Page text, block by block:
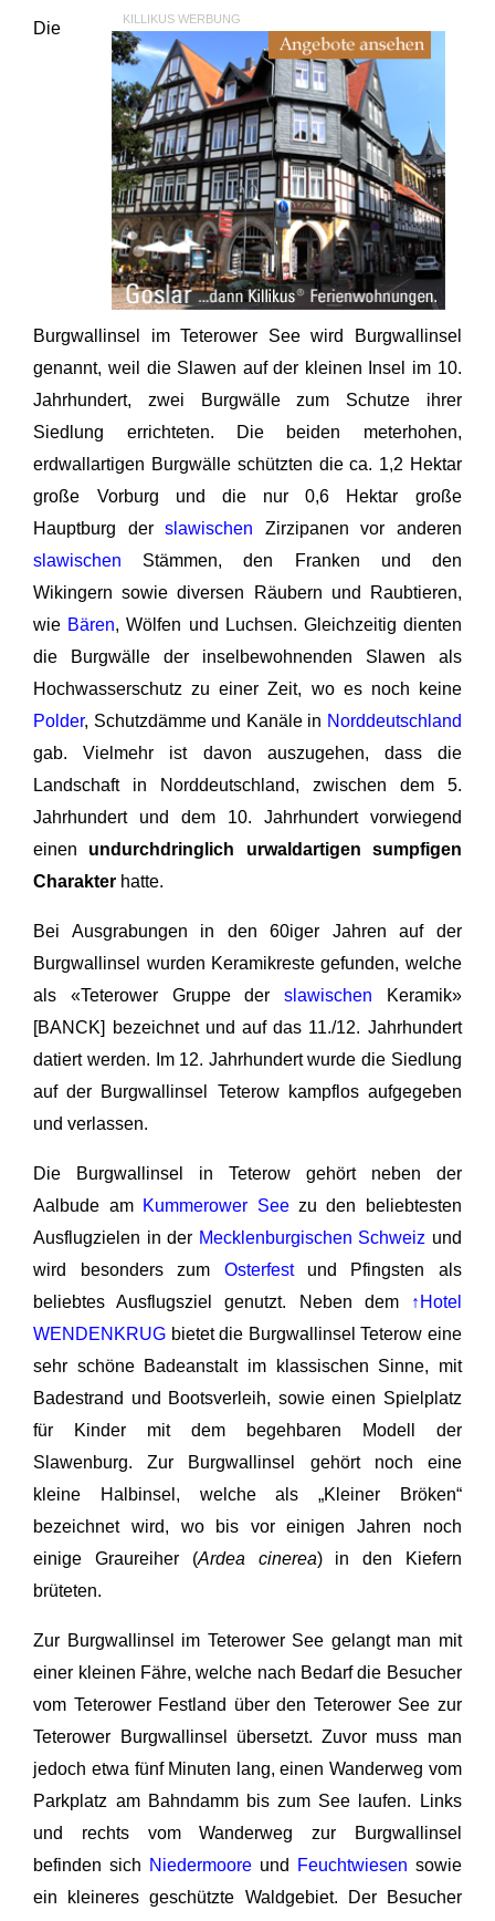
KILLIKUS WERBUNG
Die
Burgwallinsel im Teterower See wird Burgwallinsel
genannt, weil die Slawen auf der kleinen Insel im 10.
Jahrhundert, zwei Burgwälle zum Schutze ihrer
Siedlung errichteten. Die beiden meterhohen,
erdwallartigen Burgwälle schützten die ca. 1,2 Hektar
große Vorburg und die nur 0,6 Hektar große
Hauptburg derslawischen Zirzipanen vor anderen
slawischen Stämmen, den Franken und den
Wikingern sowie diversen Räubern und Raubtieren,
wie Bären, Wölfen und Luchsen. Gleichzeitig dienten
die Burgwälle der inselbewohnenden Slawen als
Hochwasserschutz zu einer Zeit, wo es noch keine
Polder, Schutzdämme und Kanäle in Norddeutschland
gab. Vielmehr ist davon auszugehen, dass die
Landschaft in Norddeutschland, zwischen dem 5.
Jahrhundert und dem 10. Jahrhundert vorwiegend
einen undurchdringlich urwaldartigen sumpfigen
Charakter hatte.
Bei Ausgrabungen in den 60iger Jahren auf der
Burgwallinsel wurden Keramikreste gefunden, welche
als «Teterower Gruppe der slawischen Keramik»
[BANCK] bezeichnet und auf das 11./12. Jahrhundert
datiert werden. Im 12. Jahrhundert wurde die Siedlung
auf der Burgwallinsel Teterow kampflos aufgegeben
und verlassen.
Die Burgwallinsel in Teterow gehört neben der
Aalbude am Kummerower Seezu den beliebtesten
Ausflugzielen in der Mecklenburgischen Schweiz und
wird besonders zum Osterfestund Pfingsten als
beliebtes Ausflugsziel genutzt. Neben dem
↑Hotel
WENDENKRUG bietet die Burgwallinsel Teterow eine
sehr schöne Badeanstalt im klassischen Sinne, mit
Badestrand und Bootsverleih, sowie einen Spielplatz
für Kinder mit dem begehbaren Modell der
Slawenburg. Zur Burgwallinsel gehört noch eine
kleine Halbinsel, welche als „Kleiner Bröken“
bezeichnet wird, wo bis vor einigen Jahren noch
einige Graureiher (Ardea cinerea) in den Kiefern
brüteten.
Zur Burgwallinsel im Teterower See gelangt man mit
einer kleinen Fähre, welche nach Bedarf die Besucher
vom Teterower Festland über den Teterower See zur
Teterower Burgwallinsel übersetzt. Zuvor muss man
jedoch etwa fünf Minuten lang, einen Wanderweg vom
Parkplatz am Bahndamm bis zum See laufen. Links
und rechts vom Wanderweg zur Burgwallinsel
befinden sich Niedermoore und Feuchtwiesen sowie
ein kleineres geschützte Waldgebiet. Der Besucher